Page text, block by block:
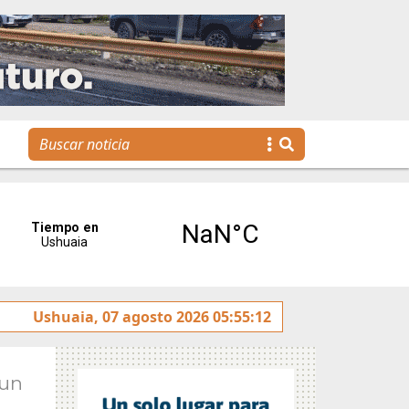
para toda la familia
Ushuaia, 07 agosto 2026 05:55:12